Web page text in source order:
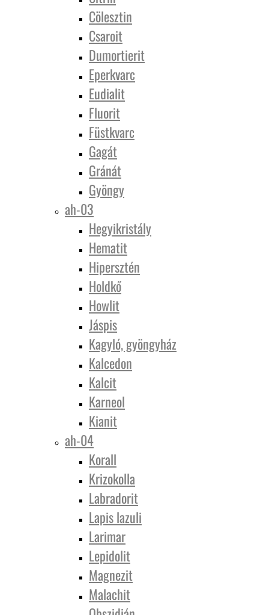
Cölesztin
Csaroit
Dumortierit
Eperkvarc
Eudialit
Fluorit
Füstkvarc
Gagát
Gránát
Gyöngy
ah-03
Hegyikristály
Hematit
Hipersztén
Holdkő
Howlit
Jáspis
Kagyló, gyöngyház
Kalcedon
Kalcit
Karneol
Kianit
ah-04
Korall
Krizokolla
Labradorit
Lapis lazuli
Larimar
Lepidolit
Magnezit
Malachit